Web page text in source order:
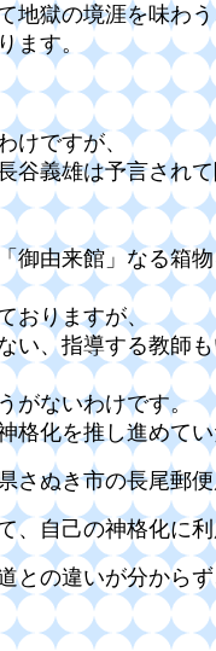
獄の境涯を味わう
ます。
けですが、
谷義雄は予言され
御由来館」なる箱
おりますが、
、指導する教師
がないわけです。
格化を推し進めてい
さぬき市の長尾郵
自己の神格化に利
との違いが分から